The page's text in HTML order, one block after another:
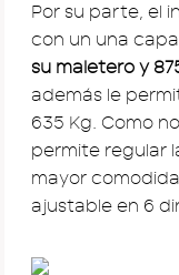
Por su parte, el
con un una
su maletero y
además le
635 Kg. Como
permite regular
mayor
ajustable en 6